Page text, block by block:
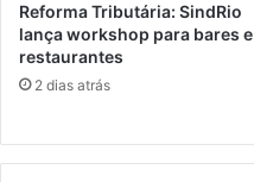
Reforma Tributária: SindRio
lança workshop para bares e
restaurantes
2 dias atrás